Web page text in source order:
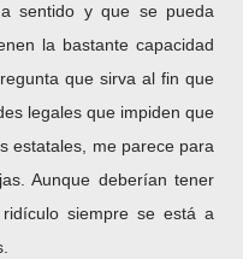
sentido y que se pueda
la bastante capacidad
que sirva al fin que
legales que impiden que
estatales, me parece para
Aunque deberían tener
siempre se está a